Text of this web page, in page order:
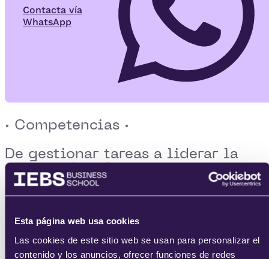
Esta página web usa cookies
Las cookies de este sitio web se usan para personalizar el
contenido y los anuncios, ofrecer funciones de redes
Contacta vía
WhatsApp
· Competencias ·
De gestionar tareas a liderar la
entrega de valor
funcionamiento del mercado y del
entorno.